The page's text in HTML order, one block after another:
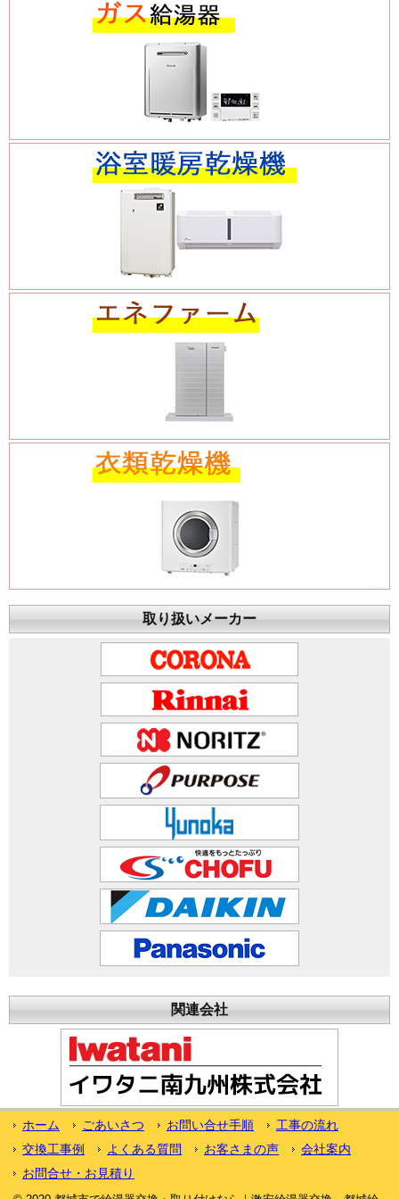
取り扱いメーカー
関連会社
ホーム ごあいさつ お問い合せ手順
工事の流れ
交換工事例
よくある質問 お客さまの声
会社案内
お問合せ・お見積り